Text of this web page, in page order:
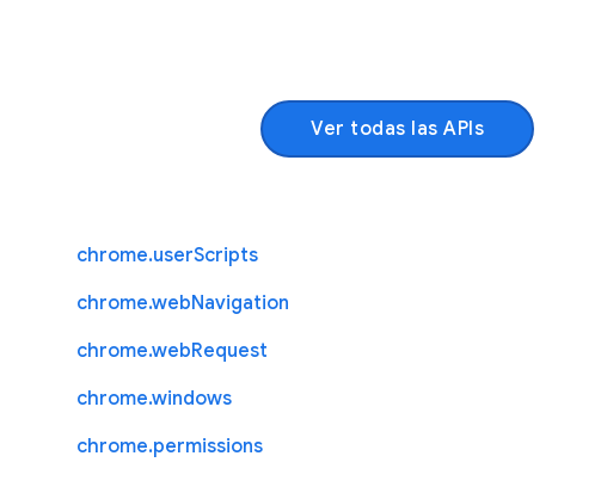
Ver todas las APIs
chrome.userScripts
chrome.webNavigation
chrome.webRequest
chrome.windows
chrome.permissions